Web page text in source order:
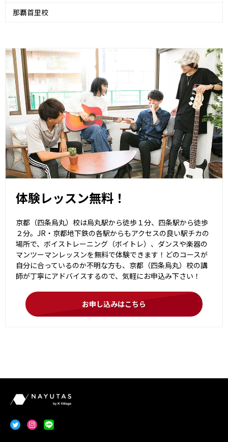
那覇首里校
体験レッスン無料！
京都（四条烏丸）校は烏丸駅から徒歩１分、四条駅から徒歩
２分。JR・京都地下鉄の各駅からもアクセスの良い駅チカの
場所で、ボイストレーニング（ボイトレ）、ダンスや楽器の
マンツーマンレッスンを無料で体験できます！どのコースが
自分に合っているのか不明な方も、京都（四条烏丸）校の講
師が丁寧にアドバイスするので、気軽にお申込み下さい！
お申し込みはこちら